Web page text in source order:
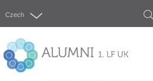
Czech